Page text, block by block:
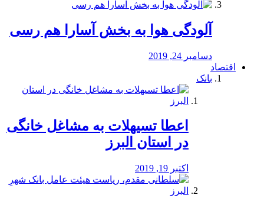
آلودگی هوا به بخش آسارا هم رسی
دسامبر 24, 2019
اقتصاد
بانک
️اعطا تسیهلات به مشاغل خانگی
در استان البرز
اکتبر 19, 2019